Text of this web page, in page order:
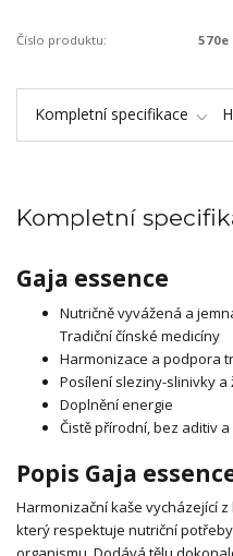
Číslo produktu: 570e
Kompletní specifikace
Kompletní
Gaja essence
Nutričně vyvážená a
Tradiční čínské medicíny
Harmonizace a podpora
Posílení sleziny-slinivky a
Doplnění energie
Čistě přírodní, bez aditiv
Popis Gaja
Harmonizační kaše vycházející
který respektuje nutriční